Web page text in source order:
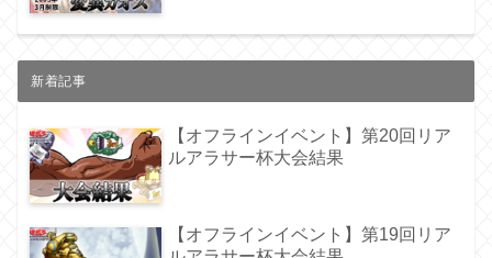
新着記事
【オフラインイベント】第20回リア
ルアラサー杯大会結果
【オフラインイベント】第19回リア